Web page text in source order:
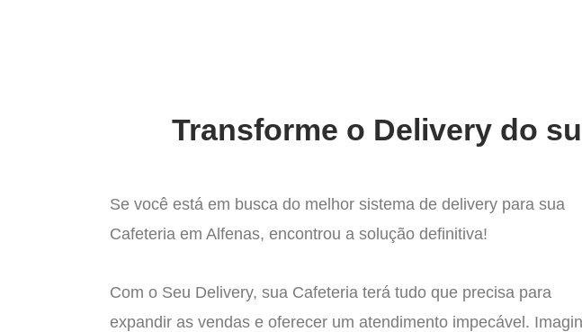
Transforme o Delivery do
Se você está em busca do melhor sistema de delivery para sua
Cafeteria em Alfenas, encontrou a solução definitiva!
Com o Seu Delivery, sua Cafeteria terá tudo que precisa para
expandir as vendas e oferecer um atendimento impecável.